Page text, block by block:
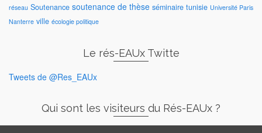
réseau Soutenance soutenance de thèse séminaire tunisie Université Paris
Nanterre ville écologie politique
Le rés-EAUx Twitte
Tweets de @Res_EAUx
Qui sont les visiteurs du Rés-EAUx ?